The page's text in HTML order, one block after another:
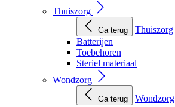
Thuiszorg
Ga terug
Thuiszorg
Batterijen
Toebehoren
Steriel materiaal
Wondzorg
Ga terug
Wondzorg